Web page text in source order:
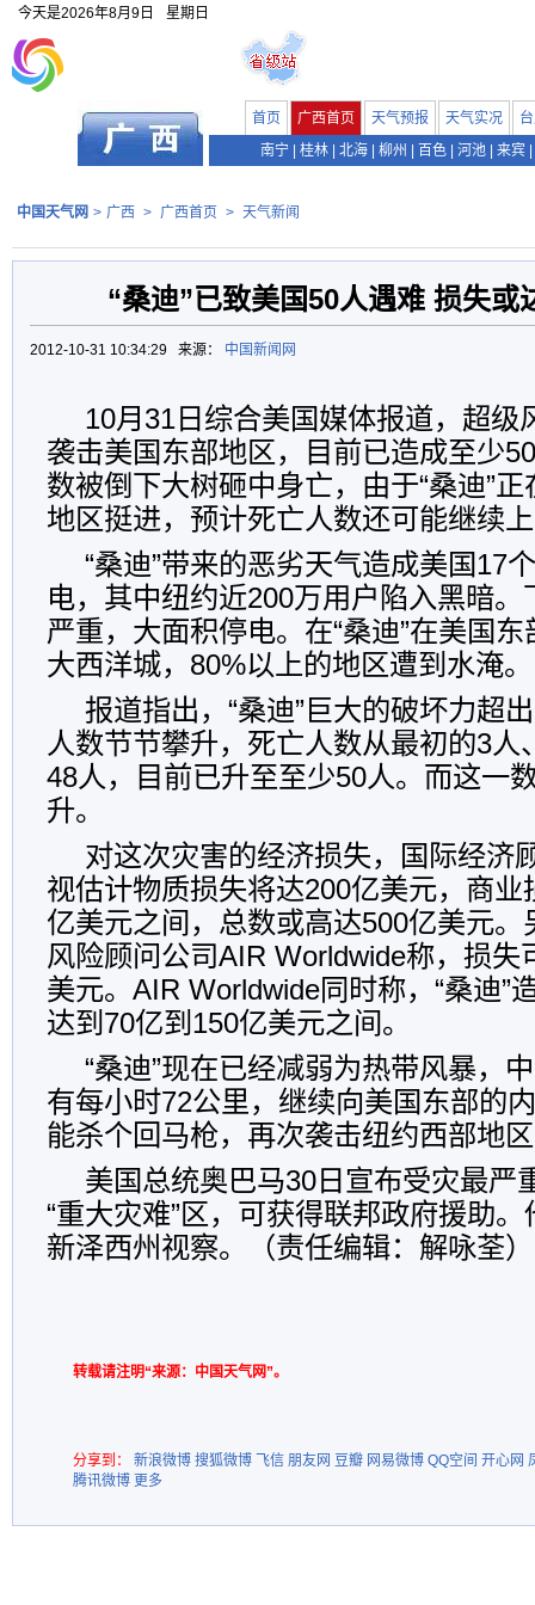
今天是2026年8月9日 星期日
首页 广西首页 天气预报 天气实况
南宁
桂林 北海 柳州 百色 河池 来宾
中国天气网 > 广西 > 广西首页 > 天气新闻
“桑迪”已致美国50人遇难 损失或
2012-10-31 10:34:29 来源： 中国新闻网
10月31日综合美国媒体报道，超级
袭击美国东部地区，目前已造成至少
数被倒下大树砸中身亡，由于“桑迪”
地区挺进，预计死亡人数还可能继续
“桑迪”带来的恶劣天气造成美国17
电，其中纽约近200万用户陷入黑暗
严重，大面积停电。在“桑迪”在美国
大西洋城，80%以上的地区遭到水淹。
报道指出，“桑迪”巨大的破坏力超
人数节节攀升，死亡人数从最初的3人
48人，目前已升至至少50人。而这一
升。
对这次灾害的经济损失，国际经济
视估计物质损失将达200亿美元，商业
亿美元之间，总数或高达500亿美元。
风险顾问公司AIR Worldwide称，损失
美元。AIR Worldwide同时称，“桑迪”
达到70亿到150亿美元之间。
“桑迪”现在已经减弱为热带风暴，
有每小时72公里，继续向美国东部的
能杀个回马枪，再次袭击纽约西部地
美国总统奥巴马30日宣布受灾最严
“重大灾难”区，可获得联邦政府援助
新泽西州视察。（责任编辑：解咏荃）
转载请注明“来源：中国天气网”。
分享到： 新浪微博 搜狐微博 飞信 朋友网 豆瓣 网易微博 QQ空间 开心网
腾讯微博 更多